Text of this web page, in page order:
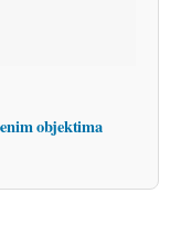
objektima